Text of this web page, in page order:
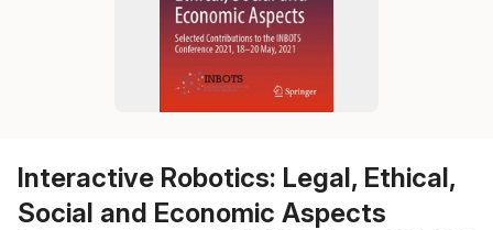
Interactive Robotics: Legal, Ethical,
Social and Economic Aspects